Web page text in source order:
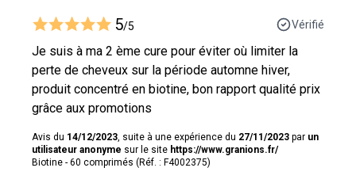
5/5 Vérifié
Je suis à ma 2 ème cure pour éviter où limiter la
perte de cheveux sur la période automne hiver,
produit concentré en biotine, bon rapport qualité prix
grâce aux promotions
Avis du 14/12/2023 , suite à une expérience du 27/11/2023 par un
utilisateur anonyme sur le site https://www.granions.fr/
Biotine - 60 comprimés (Réf. : F4002375)